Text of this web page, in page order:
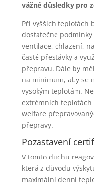
vážné důsledky pro
Při vyšších teplotách
dostatečné
ventilace, chlazení,
časté přestávky a
přepravu. Dále by
na minimum, aby se
vysokým teplotám.
extrémních teplotách
welfare
přepravy.
Pozastavení
V tomto duchu
která z důvodu
maximální denní